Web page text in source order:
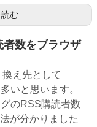
む
数をブラウザ
え先として
いと思います。
のRSS購読者数
が分かりました